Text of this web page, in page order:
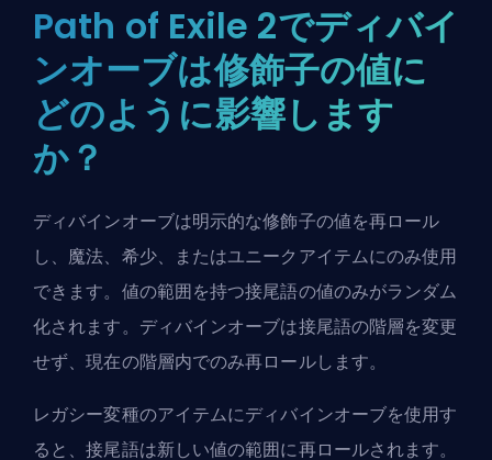
Path of Exile 2でディバイ
ンオーブは修飾子の値に
どのように影響します
か？
ディバインオーブは明示的な修飾子の値を再ロール
し、魔法、希少、またはユニークアイテムにのみ使用
できます。値の範囲を持つ接尾語の値のみがランダム
化されます。ディバインオーブは接尾語の階層を変更
せず、現在の階層内でのみ再ロールします。
レガシー変種のアイテムにディバインオーブを使用す
ると、接尾語は新しい値の範囲に再ロールされます。